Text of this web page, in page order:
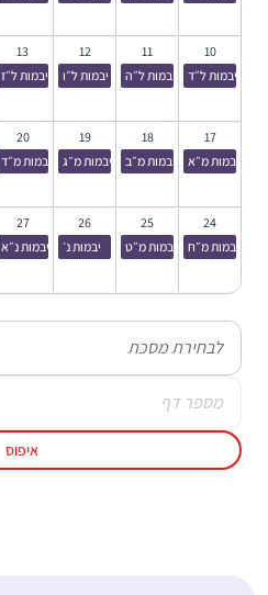
לבחירת מסכת
מספר דף
איפוס
10
יבמות ל״ד
11
יבמות ל״ה
12
יבמות ל״ו
13
יבמות ל״ז
17
יבמות מ״א
18
יבמות מ״ב
19
יבמות מ״ג
20
יבמות מ״ד
24
יבמות מ״ח
25
יבמות מ״ט
26
יבמות נ׳
27
יבמות נ״א